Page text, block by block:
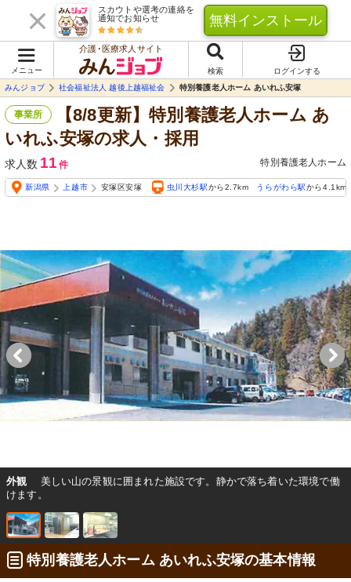
スカウトや選考の連絡を
通知でお知らせ
無料インストール
メニュー
介護･医療求人サイト
検索
ログインする
みんジョブ
社会福祉法人 越後上越福祉会 特別養護老人ホーム あいれふ安塚
事業所
【8/8更新】特別養護老人ホーム あ
いれふ安塚の求人・採用
求人数 11 件 特別養護老人ホーム
新潟県 上越市 安塚区安塚 虫川大杉駅から2.7km うらがわら駅から4.1km
外観
美しい山の景観に囲まれた施設です。静かで落ち着いた環境で働
けます。
特別養護老人ホーム あいれふ安塚の基本情報